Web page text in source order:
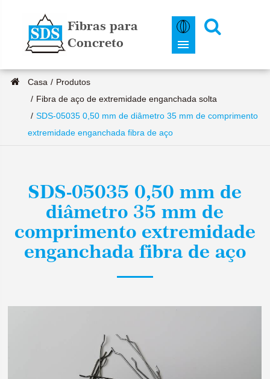
Fibras para
Concreto
Casa
Produtos
Fibra de aço de extremidade enganchada solta
SDS-05035 0,50 mm de diâmetro 35 mm de comprimento
extremidade enganchada fibra de aço
SDS-05035 0,50 mm de
diâmetro 35 mm de
comprimento extremidade
enganchada fibra de aço